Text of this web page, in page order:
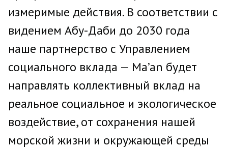
измеримые действия. В соответствии с
видением Абу-Даби до 2030 года
наше партнерство с Управлением
социального вклада — Ma’an будет
направлять коллективный вклад на
реальное социальное и экологическое
воздействие, от сохранения нашей
морской жизни и окружающей среды